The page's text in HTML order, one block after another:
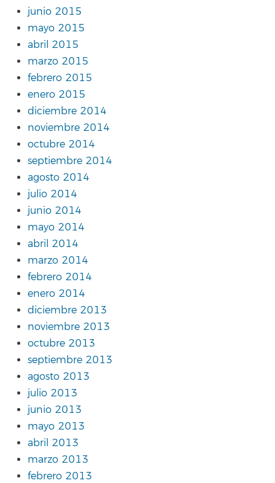
junio 2015
mayo 2015
abril 2015
marzo 2015
febrero 2015
enero 2015
diciembre 2014
noviembre 2014
octubre 2014
septiembre 2014
agosto 2014
julio 2014
junio 2014
mayo 2014
abril 2014
marzo 2014
febrero 2014
enero 2014
diciembre 2013
noviembre 2013
octubre 2013
septiembre 2013
agosto 2013
julio 2013
junio 2013
mayo 2013
abril 2013
marzo 2013
febrero 2013